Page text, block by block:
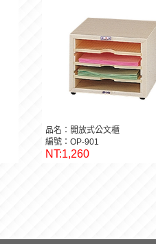
品名：開放式公文櫃
編號：OP-901
NT:1,260